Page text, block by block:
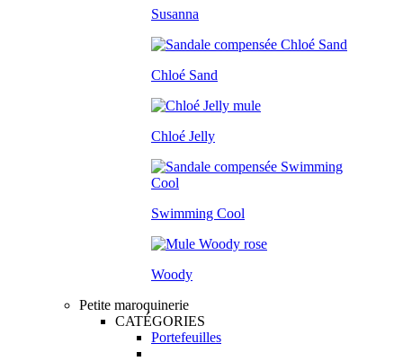
Susanna
Chloé Sand
Chloé Jelly
Swimming Cool
Woody
Petite maroquinerie
CATÉGORIES
Portefeuilles